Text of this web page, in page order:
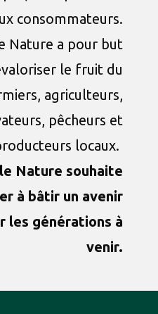
consommateurs.
Nature a pour but
le fruit du
agriculteurs,
pêcheurs et
locaux.
Nature souhaite
à bâtir un avenir
les générations à
venir.